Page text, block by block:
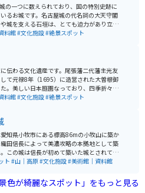
の一つに数えられており、国の特別史跡に
るお城です。名古屋城の代名詞の大天守閣
城を支える石垣は、とても迫力があり立派
城のPRで「名古屋おもてなし武将隊」や、
料館#文化施設#絶景スポット
伝わる文化遺産です。尾張藩二代藩主光友
て元禄8年（1695）に造営された大曽根御
。美しい日本庭園なっており、四季折々の
ができます。 徳川園黒門は、歴史のロマン
料館#文化施設#絶景スポット
知県小牧市にある標高86mの小牧山に築か
田信長によって美濃攻略の本拠地として築
この城は信長が初めて築いた城とされてい
城の歴史は、永禄6（1563）年に清須から
置しており、その後、信長は稲葉山城を陥
定しました。 小牧山城は、小牧・長
ト #山｜高原#文化施設#美術館｜資料館
景色が綺麗なスポット」をもっと見る